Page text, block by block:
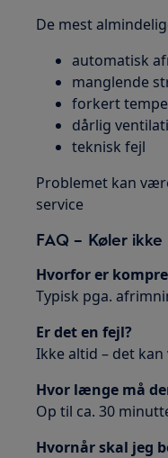
De mest
automatisk
manglende
forkert
dårlig
teknisk fejl
Problemet kan
service
FAQ – Køler ikke
Hvorfor er
Typisk pga.
Er det en fejl?
Ikke altid – det
Hvor længe må
Op til ca. 30
Hvornår skal jeg